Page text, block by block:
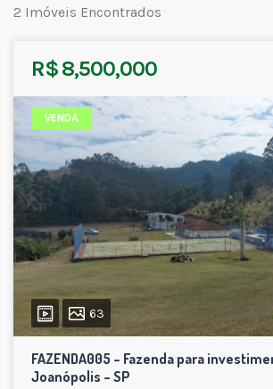
2 Imóveis Encontrados
R$ 8,500,000
VENDA
63
FAZENDA005 – Fazenda para
Joanópolis – SP